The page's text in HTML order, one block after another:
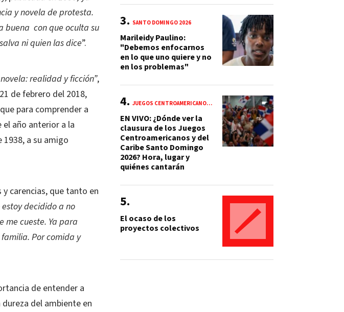
y novela de protesta.
buena con que oculta su
ni quien las dice”.
realidad y ficción”,
de febrero del 2018,
para comprender a
año anterior a la
a su amigo
carencias, que tanto en
estoy decidido a no
me cueste. Ya para
Por comida y
de entender a
del ambiente en
SANTO DOMINGO 2026
Marileidy Paulino:
"Debemos enfocarnos
en lo que uno quiere y no
en los problemas"
JUEGOS CENTROAMERICANOS Y DEL CARIBE 2026
EN VIVO: ¿Dónde ver la
clausura de los Juegos
Centroamericanos y del
Caribe Santo Domingo
2026? Hora, lugar y
quiénes cantarán
El ocaso de los
proyectos colectivos